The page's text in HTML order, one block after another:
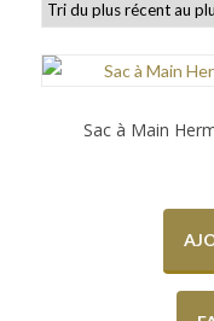
Sac à Main